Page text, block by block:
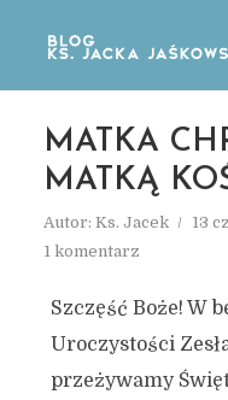
MATKA
MATKĄ
Autor: Ks. Jacek 13
1 komentarz
Szczęść Boże! W
Uroczystości
przeżywamy